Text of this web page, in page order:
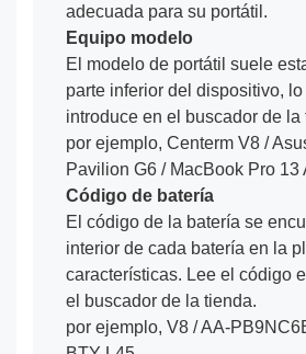
adecuada para su portátil.
Equipo modelo
El modelo de portátil suele
parte inferior del dispositivo,
introduce en el buscador de la
por ejemplo, Centerm V8 /
Pavilion G6 / MacBook Pro 13
Código de batería
El código de la batería se
interior de cada batería en la
características. Lee el código
el buscador de la tienda.
por ejemplo, V8 / AA-